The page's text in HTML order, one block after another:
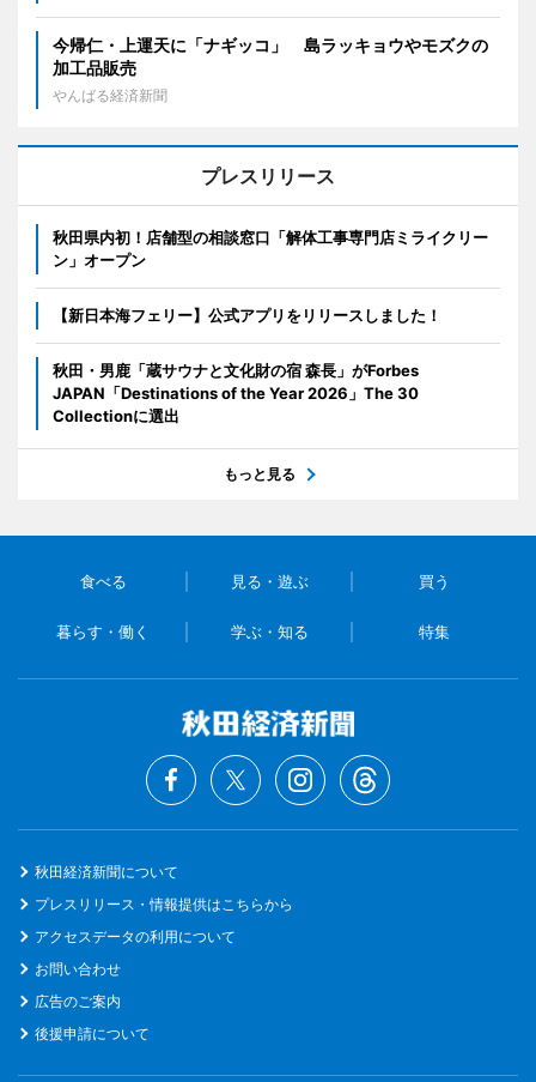
今帰仁・上運天に「ナギッコ」 島ラッキョウやモズクの
加工品販売
やんばる経済新聞
プレスリリース
秋田県内初！店舗型の相談窓口「解体工事専門店ミライクリー
ン」オープン
【新日本海フェリー】公式アプリをリリースしました！
秋田・男鹿「蔵サウナと文化財の宿 森長」がForbes
JAPAN「Destinations of the Year 2026」The 30
Collectionに選出
もっと見る
食べる 見る・遊ぶ 買う
暮らす・働く 学ぶ・知る 特集
秋田経済新聞について
プレスリリース・情報提供はこちらから
アクセスデータの利用について
お問い合わせ
広告のご案内
後援申請について